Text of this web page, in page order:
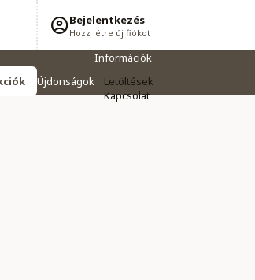
Bejelentkezés
Hozz létre új fiókot
Újdonságok
Információk
Letöltések
Kapcsolat